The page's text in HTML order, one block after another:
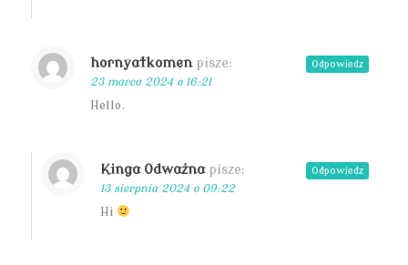
hornyatkomen pisze:
23 marca 2024 o 16:21
Hello.
Odpowiedz
Kinga Odważna pisze:
13 sierpnia 2024 o 09:22
Hi
Odpowiedz